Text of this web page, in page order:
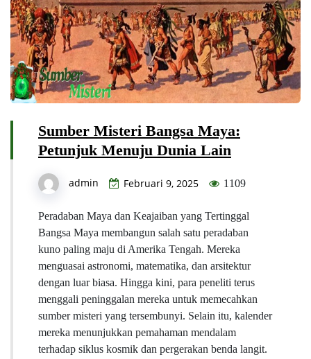
Sumber Misteri Bangsa Maya:
Petunjuk Menuju Dunia Lain
admin Februari 9, 2025 1109
Peradaban Maya dan Keajaiban yang Tertinggal
Bangsa Maya membangun salah satu peradaban
kuno paling maju di Amerika Tengah. Mereka
menguasai astronomi, matematika, dan arsitektur
dengan luar biasa. Hingga kini, para peneliti terus
menggali peninggalan mereka untuk memecahkan
sumber misteri yang tersembunyi. Selain itu, kalender
mereka menunjukkan pemahaman mendalam
terhadap siklus kosmik dan pergerakan benda langit.